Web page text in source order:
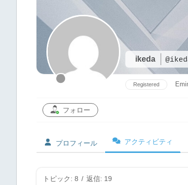
ikeda
Registered
フォロー
プロフィール アクティビティ
トピック: 8 / 返信: 19